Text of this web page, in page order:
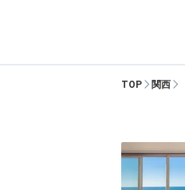
TOP 関西